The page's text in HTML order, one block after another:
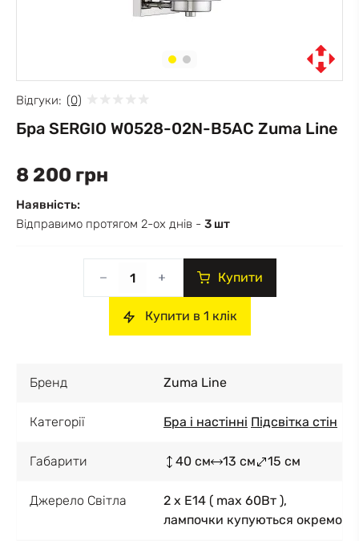
Відгуки: (0)
Бра SERGIO W0528-02N-B5AC Zuma Line
8 200 грн
Наявність:
Відправимо протягом 2-ох днів - 3 шт
Купити
Купити в 1 клік
Бренд Zuma Line
Категорії Бра і настінні Підсвітка стін
Габарити 40 см 13 см 15 см
Джерело Світла
2 x E14 ( max 60Вт ),
лампочки купуються окремо